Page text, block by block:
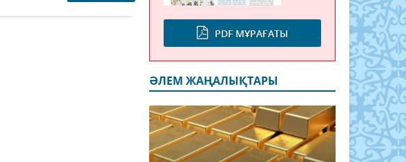
PDF МҰРАҒАТЫ
ӘЛЕМ ЖАҢАЛЫҚТАРЫ